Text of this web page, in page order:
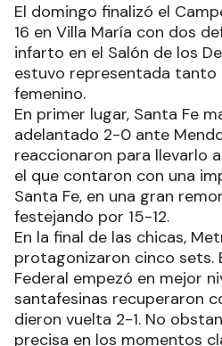
El domingo finalizó el
16 en Villa María con dos
infarto en el Salón de los
estuvo representada tanto
femenino.
En primer lugar, Santa Fe
adelantado 2-0 ante
reaccionaron para llevarlo
el que contaron con una
Santa Fe, en una gran
festejando por 15-12.
En la final de las chicas,
protagonizaron cinco sets.
Federal empezó en mejor
santafesinas recuperaron
dieron vuelta 2-1. No
precisa en los momentos